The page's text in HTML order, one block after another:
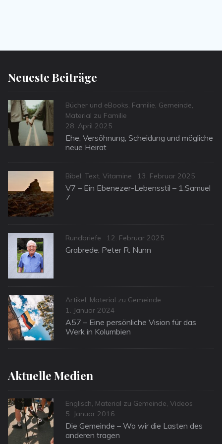
Neueste Beiträge
Categories
Bücher und eBooks, Familie, Gemeinde,
Material zu Familie
Posted
on
28. April 2025
Ehe, Versöhnung, Scheidung und mögliche
neue Heirat
Categories
Bibel: Text, Vitamine
Posted
on
13. Februar 2025
V7 – Ein Ebenezer-Lebensstil – 1.Samuel
7
Categories
Rundbriefe
Posted
on
12. Februar 2025
Grabrede: Peter R. Nunn
Categories
Artikel, Material zu Gemeinde
Posted
on
1. Januar 2024
A57 – Eine persönliche Vision für das
Werk in Kolumbien
Aktuelle Medien
Categories
Englisch, Material zu Gemeinde, Videos
Posted
on
5. Januar 2016
Die Gemeinde – Wo wir die Lasten des
anderen tragen